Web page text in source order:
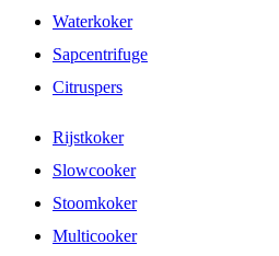
Waterkoker
Sapcentrifuge
Citruspers
Rijstkoker
Slowcooker
Stoomkoker
Multicooker